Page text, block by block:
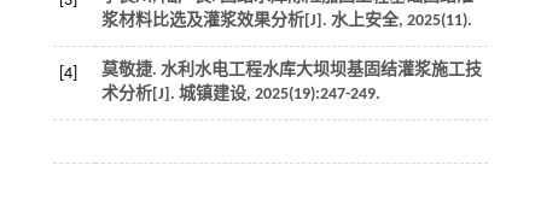
浆材料比选及灌浆效果分析[J]. 水上安全, 2025(11).
[4]
莫敬捷. 水利水电工程水库大坝坝基固结灌浆施工技
术分析[J]. 城镇建设, 2025(19):247-249.